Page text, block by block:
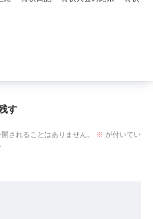
す
されることはありません。 ※ が付いてい